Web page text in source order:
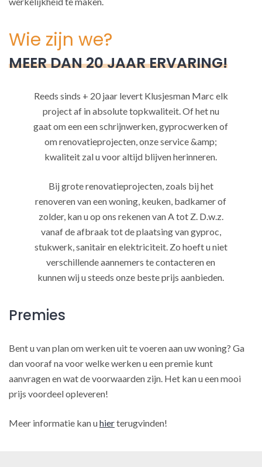
Wie zijn we?
MEER DAN 20 JAAR ERVARING!
Reeds sinds + 20 jaar levert Klusjesman Marc elk
project af in absolute topkwaliteit. Of het nu
gaat om een een schrijnwerken, gyprocwerken of
om renovatieprojecten, onze service &amp;
kwaliteit zal u voor altijd blijven herinneren.
Bij grote renovatieprojecten, zoals bij het
renoveren van een woning, keuken, badkamer of
zolder, kan u op ons rekenen van A tot Z. D.w.z.
vanaf de afbraak tot de plaatsing van gyproc,
stukwerk, sanitair en elektriciteit. Zo hoeft u niet
verschillende aannemers te contacteren en
kunnen wij u steeds onze beste prijs aanbieden.
Premies
Bent u van plan om werken uit te voeren aan uw woning? Ga
dan vooraf na voor welke werken u een premie kunt
aanvragen en wat de voorwaarden zijn. Het kan u een mooi
prijs voordeel opleveren!
Meer informatie kan uhierterugvinden!